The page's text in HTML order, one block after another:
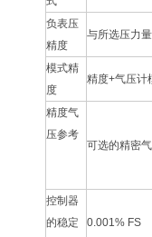
负表压
精度
与所选压力
模式精
度
精度+气压计
精度气
压参考
可选的精密
控制器
的稳定
0.001% FS